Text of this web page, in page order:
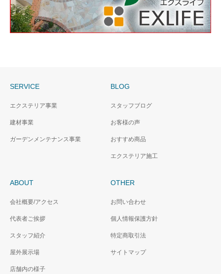
SERVICE
エクステリア事業
建材事業
ガーデンメンテナンス事業
BLOG
スタッフブログ
お客様の声
おすすめ商品
エクステリア施工
ABOUT
会社概要/アクセス
代表者ご挨拶
スタッフ紹介
屋外展示場
店舗内の様子
OTHER
お問い合わせ
個人情報保護方針
特定商取引法
サイトマップ